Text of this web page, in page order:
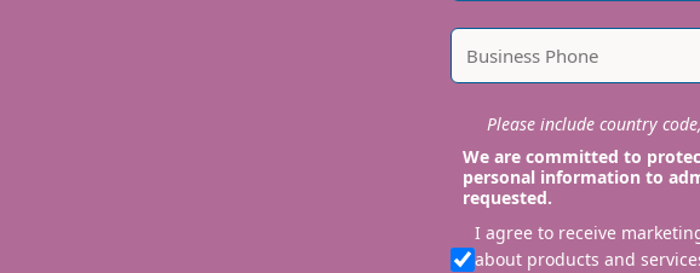
Please include country
We are committed to
personal information to
requested.
I agree to receive
about products and